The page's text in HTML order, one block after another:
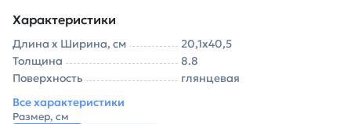
Характеристики
Длина х Ширина, см
20,1х40,5
Толщина
8.8
Поверхность
глянцевая
Все характеристики
Размер, см